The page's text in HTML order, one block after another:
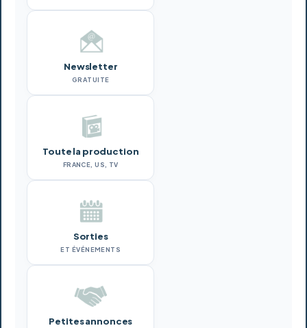
Newsletter
GRATUITE
Toute la production
FRANCE, US, TV
Sorties
ET ÉVÉNEMENTS
Petites annonces